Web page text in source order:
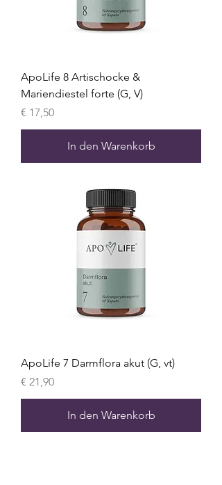
ApoLife 8 Artischocke &
Mariendiestel forte (G, V)
Preis
€ 17,50
In den Warenkorb
ApoLife 7 Darmflora akut (G, vt)
Preis
€ 21,90
In den Warenkorb